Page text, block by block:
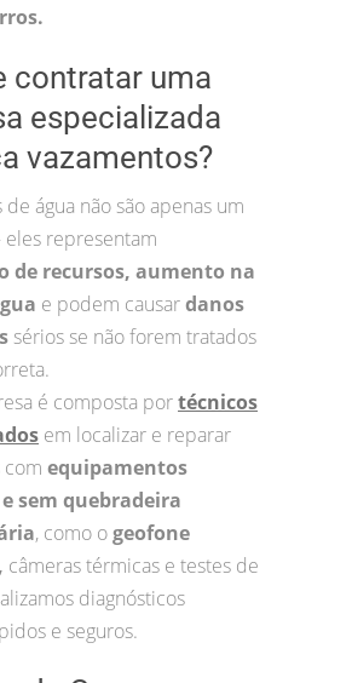
contratar uma
especializada
vazamentos?
de água não são apenas um
representam
de recursos, aumento na
e podem causardanos
sérios se não forem tratados
é composta portécnicos
em localizar e reparar
com equipamentos
sem quebradeira
, como ogeofone
câmeras térmicas e testes de
diagnósticos
e seguros.